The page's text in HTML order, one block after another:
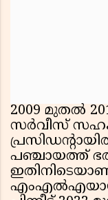
2009 മുതൽ
സർവീസ്
പഞ്ചായത്ത്